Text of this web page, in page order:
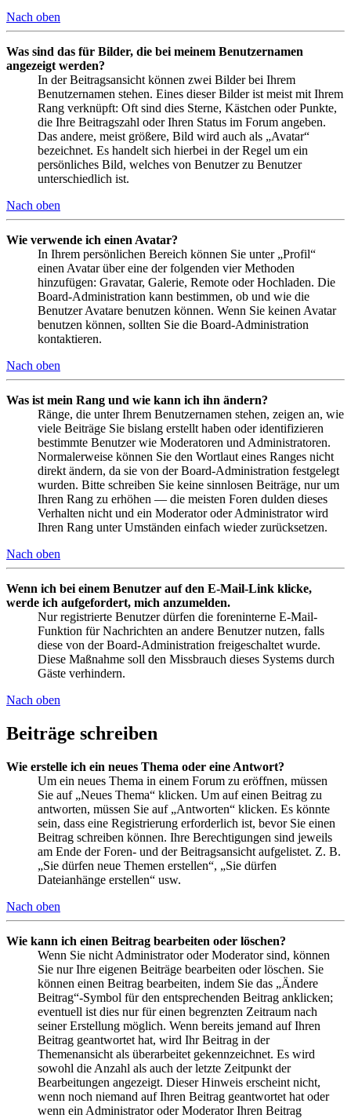
Nach oben
Was sind das für Bilder, die bei meinem Benutzernamen
angezeigt werden?
In der Beitragsansicht können zwei Bilder bei Ihrem
Benutzernamen stehen. Eines dieser Bilder ist meist mit Ihrem
Rang verknüpft: Oft sind dies Sterne, Kästchen oder Punkte,
die Ihre Beitragszahl oder Ihren Status im Forum angeben.
Das andere, meist größere, Bild wird auch als „Avatar“
bezeichnet. Es handelt sich hierbei in der Regel um ein
persönliches Bild, welches von Benutzer zu Benutzer
unterschiedlich ist.
Nach oben
Wie verwende ich einen Avatar?
In Ihrem persönlichen Bereich können Sie unter „Profil“
einen Avatar über eine der folgenden vier Methoden
hinzufügen: Gravatar, Galerie, Remote oder Hochladen. Die
Board-Administration kann bestimmen, ob und wie die
Benutzer Avatare benutzen können. Wenn Sie keinen Avatar
benutzen können, sollten Sie die Board-Administration
kontaktieren.
Nach oben
Was ist mein Rang und wie kann ich ihn ändern?
Ränge, die unter Ihrem Benutzernamen stehen, zeigen an, wie
viele Beiträge Sie bislang erstellt haben oder identifizieren
bestimmte Benutzer wie Moderatoren und Administratoren.
Normalerweise können Sie den Wortlaut eines Ranges nicht
direkt ändern, da sie von der Board-Administration festgelegt
wurden. Bitte schreiben Sie keine sinnlosen Beiträge, nur um
Ihren Rang zu erhöhen — die meisten Foren dulden dieses
Verhalten nicht und ein Moderator oder Administrator wird
Ihren Rang unter Umständen einfach wieder zurücksetzen.
Nach oben
Wenn ich bei einem Benutzer auf den E-Mail-Link klicke,
werde ich aufgefordert, mich anzumelden.
Nur registrierte Benutzer dürfen die foreninterne E-Mail-
Funktion für Nachrichten an andere Benutzer nutzen, falls
diese von der Board-Administration freigeschaltet wurde.
Diese Maßnahme soll den Missbrauch dieses Systems durch
Gäste verhindern.
Nach oben
Beiträge schreiben
Wie erstelle ich ein neues Thema oder eine Antwort?
Um ein neues Thema in einem Forum zu eröffnen, müssen
Sie auf „Neues Thema“ klicken. Um auf einen Beitrag zu
antworten, müssen Sie auf „Antworten“ klicken. Es könnte
sein, dass eine Registrierung erforderlich ist, bevor Sie einen
Beitrag schreiben können. Ihre Berechtigungen sind jeweils
am Ende der Foren- und der Beitragsansicht aufgelistet. Z. B.
„Sie dürfen neue Themen erstellen“, „Sie dürfen
Dateianhänge erstellen“ usw.
Nach oben
Wie kann ich einen Beitrag bearbeiten oder löschen?
Wenn Sie nicht Administrator oder Moderator sind, können
Sie nur Ihre eigenen Beiträge bearbeiten oder löschen. Sie
können einen Beitrag bearbeiten, indem Sie das „Ändere
Beitrag“-Symbol für den entsprechenden Beitrag anklicken;
eventuell ist dies nur für einen begrenzten Zeitraum nach
seiner Erstellung möglich. Wenn bereits jemand auf Ihren
Beitrag geantwortet hat, wird Ihr Beitrag in der
Themenansicht als überarbeitet gekennzeichnet. Es wird
sowohl die Anzahl als auch der letzte Zeitpunkt der
Bearbeitungen angezeigt. Dieser Hinweis erscheint nicht,
wenn noch niemand auf Ihren Beitrag geantwortet hat oder
wenn ein Administrator oder Moderator Ihren Beitrag